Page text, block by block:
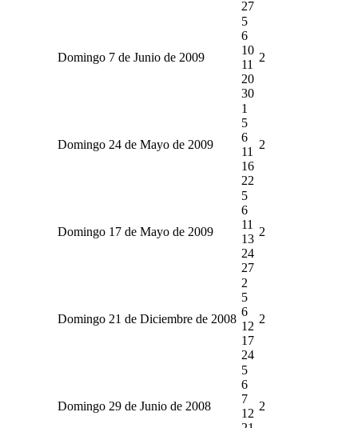
27
Domingo 7 de Junio de 2009
5
6
10
11
20
30
2
Domingo 24 de Mayo de 2009
1
5
6
11
16
22
2
Domingo 17 de Mayo de 2009
5
6
11
13
24
27
2
Domingo 21 de Diciembre de 2008
2
5
6
12
17
24
2
Domingo 29 de Junio de 2008
5
6
7
12
2